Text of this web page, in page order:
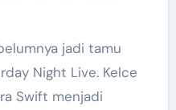
jadi tamu
Night Live. Kelce
Swift menjadi